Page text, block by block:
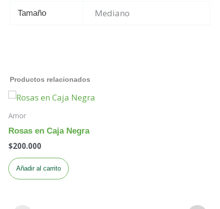
Tamaño Mediano
Productos relacionados
Amor
Rosas en Caja Negra
$200.000
Añadir al carrito